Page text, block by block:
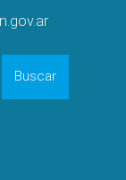
Buscar